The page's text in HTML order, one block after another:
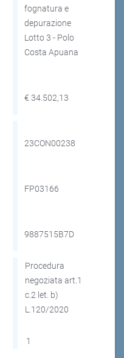
fognatura e
depurazione
Lotto 3 - Polo
Costa Apuana
€ 34.502,13
23CON00238
FP03166
9887515B7D
Procedura
negoziata art.1
c.2 let. b)
L.120/2020
1